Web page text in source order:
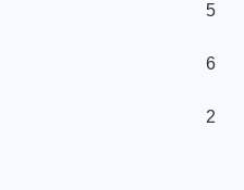
5
6
2